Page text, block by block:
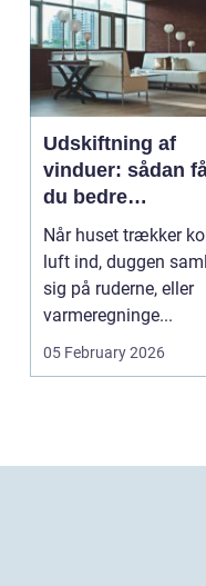
Udskiftning af
vinduer: sådan
du bedre
indeklima og
lavere
varmeregning
Når huset trækker
luft ind, duggen
sig på ruderne, eller
varmeregninge...
05 February 2026